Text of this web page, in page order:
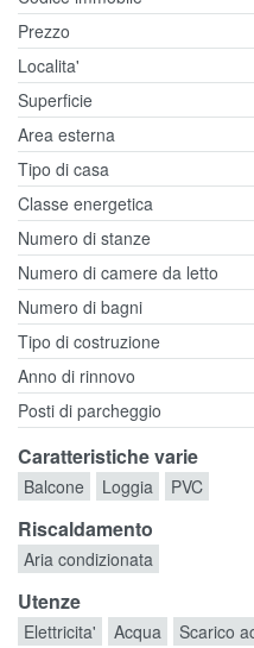
Prezzo
Localita'
Superficie
Area esterna
Tipo di casa
Classe energetica
Numero di stanze
Numero di camere da letto
Numero di bagni
Tipo di costruzione
Anno di rinnovo
Posti di parcheggio
Caratteristiche varie
Balcone Loggia PVC
Riscaldamento
Aria condizionata
Utenze
Elettricita' Acqua Scarico